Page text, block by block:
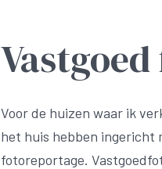
Voor de huizen waar ik
het huis hebben ingericht
fotoreportage.